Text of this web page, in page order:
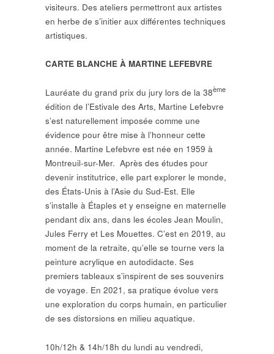
visiteurs. Des ateliers permettront aux artistes
en herbe de s’initier aux différentes techniques
artistiques.
CARTE BLANCHE À MARTINE LEFEBVRE
Lauréate du grand prix du jury lors de la 38ème
édition de l’Estivale des Arts, Martine Lefebvre
s’est naturellement imposée comme une
évidence pour être mise à l’honneur cette
année. Martine Lefebvre est née en 1959 à
Montreuil-sur-Mer. Après des études pour
devenir institutrice, elle part explorer le monde,
des États-Unis à l’Asie du Sud-Est. Elle
s’installe à Étaples et y enseigne en maternelle
pendant dix ans, dans les écoles Jean Moulin,
Jules Ferry et Les Mouettes. C’est en 2019, au
moment de la retraite, qu’elle se tourne vers la
peinture acrylique en autodidacte. Ses
premiers tableaux s’inspirent de ses souvenirs
de voyage. En 2021, sa pratique évolue vers
une exploration du corps humain, en particulier
de ses distorsions en milieu aquatique.
10h/12h & 14h/18h du lundi au vendredi,